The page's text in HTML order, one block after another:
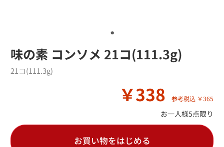
味の素 コンソメ 21コ(111.3g)
￥338 参考税込 ￥365
お一人様5点限り
21コ(111.3g)
お買い物をはじめる